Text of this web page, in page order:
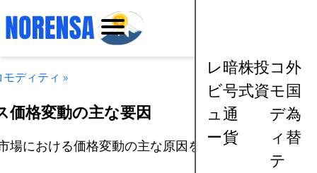
レ
ビ
ュ
ー
暗
号
通
貨
株
式
投
資
コ
モ
デ
ィ
テ
外
国
為
替
モディティ »
価格変動の主な要因
場における価格変動の主な原因を探ります。